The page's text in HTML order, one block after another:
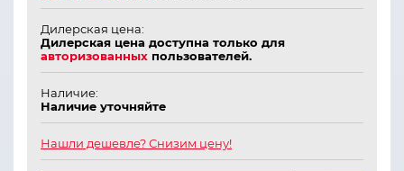
Дилерская цена:
Дилерская цена доступна только для
авторизованных пользователей.
Наличие:
Наличие уточняйте
Нашли дешевле? Снизим цену!